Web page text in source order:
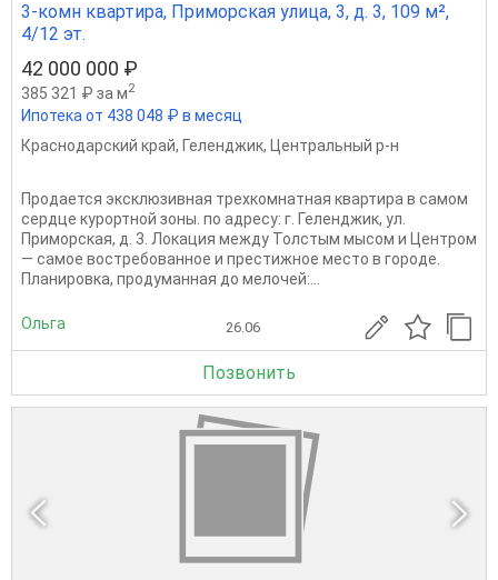
3-комн квартира, Приморская улица, 3, д. 3, 109 м²,
4/12 эт.
42 000 000 ₽
385 321 ₽ за м2
Ипотека от 438 048 ₽ в месяц
Краснодарский край, Геленджик, Центральный р-н
Продается эксклюзивная трехкомнатная квартира в самом
сердце курортной зоны. по адресу: г. Геленджик, ул.
Приморская, д. 3. Локация между Толстым мысом и Центром
— самое востребованное и престижное место в городе.
Планировка, продуманная до мелочей:...
Ольга 26.06
Позвонить